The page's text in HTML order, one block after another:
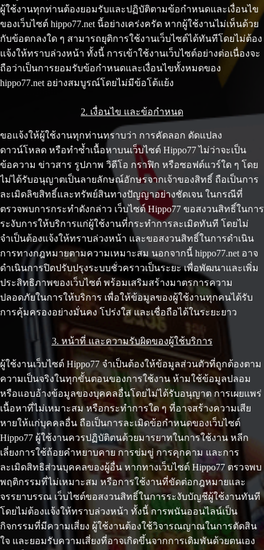
ผู้ใช้งานทุกท่านต้องยอมรับและปฏิบัติตามข้อกำหนดและเงื่อนไข
ของเว็บไซต์ hippo77.net นี้อย่างเคร่งครัด หากผู้ใช้งานไม่เห็นด้วย
กับข้อตกลงใด ๆ สามารถยุติการใช้งานเว็บไซต์ได้ทันทีโดยไม่ต้อง
แจ้งให้ทราบล่วงหน้า ทั้งนี้ การเข้าใช้งานเว็บไซต์อย่างต่อเนื่องจะ
ถือว่าเป็นการยอมรับข้อกำหนดและเงื่อนไขทั้งหมดของ
hippo77.net อย่างสมบูรณ์โดยไม่มีข้อโต้แย้ง
2. เงื่อนไข และข้อกำหนด
ขอแจ้งให้ผู้ใช้งานทุกท่านทราบว่า การคัดลอก ดัดแปลง
ดาวน์โหลด หรือทำซ้ำเนื้อหาบนเว็บไซต์ Hippo77 ไม่ว่าจะเป็น
ข้อความ ข่าวสาร รูปภาพ วิดีโอ กราฟิก หรือซอฟต์แวร์ใด ๆ โดย
ไม่ได้รับอนุญาตเป็นลายลักษณ์อักษรจากเจ้าของสิทธิ์ ถือเป็นการ
ละเมิดลิขสิทธิ์และทรัพย์สินทางปัญญาอย่างชัดเจน ในกรณีที่
ตรวจพบการกระทำดังกล่าว เว็บไซต์ Hippo77 ขอสงวนสิทธิ์ในการ
ระงับการให้บริการแก่ผู้ใช้งานที่กระทำการละเมิดทันที โดยไม่
จำเป็นต้องแจ้งให้ทราบล่วงหน้า และขอสงวนสิทธิ์ในการดำเนิน
การทางกฎหมายตามความเหมาะสม นอกจากนี้ hippo77.net อาจ
ดำเนินการปิดปรับปรุงระบบชั่วคราวเป็นระยะ เพื่อพัฒนาและเพิ่ม
ประสิทธิภาพของเว็บไซต์ พร้อมเสริมสร้างมาตรการความ
ปลอดภัยในการให้บริการ เพื่อให้ข้อมูลของผู้ใช้งานทุกคนได้รับ
การคุ้มครองอย่างมั่นคง โปร่งใส และเชื่อถือได้ในระยะยาว
3. หน้าที่ และความรับผิดของผู้ใช้บริการ
ผู้ใช้งานเว็บไซต์ Hippo77 จำเป็นต้องให้ข้อมูลส่วนตัวที่ถูกต้องตาม
ความเป็นจริงในทุกขั้นตอนของการใช้งาน ห้ามใช้ข้อมูลปลอม
หรือแอบอ้างข้อมูลของบุคคลอื่นโดยไม่ได้รับอนุญาต การเผยแพร่
เนื้อหาที่ไม่เหมาะสม หรือกระทำการใด ๆ ที่อาจสร้างความเสีย
หายให้แก่บุคคลอื่น ถือเป็นการละเมิดข้อกำหนดของเว็บไซต์
Hippo77 ผู้ใช้งานควรปฏิบัติตนด้วยมารยาทในการใช้งาน หลีก
เลี่ยงการใช้ถ้อยคำหยาบคาย การข่มขู่ การคุกคาม และการ
ละเมิดสิทธิส่วนบุคคลของผู้อื่น หากทางเว็บไซต์ Hippo77 ตรวจพบ
พฤติกรรมที่ไม่เหมาะสม หรือการใช้งานที่ขัดต่อกฎหมายและ
จรรยาบรรณ เว็บไซต์ขอสงวนสิทธิ์ในการระงับบัญชีผู้ใช้งานทันที
โดยไม่ต้องแจ้งให้ทราบล่วงหน้า ทั้งนี้ การพนันออนไลน์เป็น
กิจกรรมที่มีความเสี่ยง ผู้ใช้งานต้องใช้วิจารณญาณในการตัดสิน
ใจ และยอมรับความเสี่ยงที่อาจเกิดขึ้นจากการเดิมพันด้วยตนเอง